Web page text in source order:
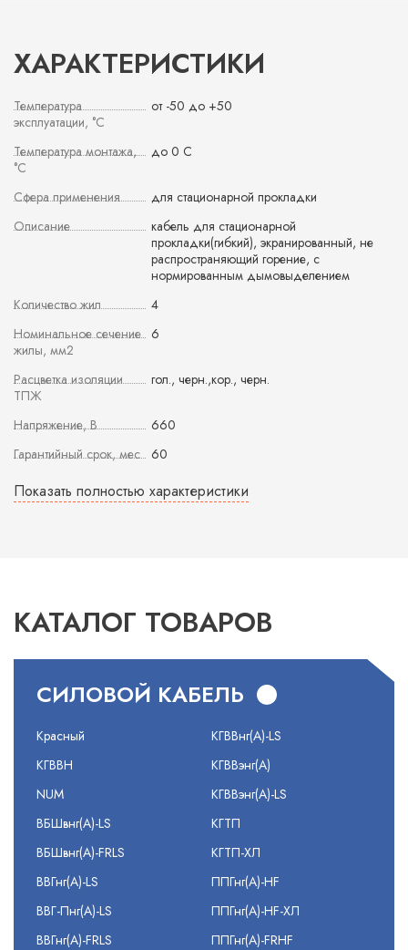
ХАРАКТЕРИСТИКИ
Температура
эксплуатации, °С
от -50 до +50
Температура монтажа,
°С
до 0 С
Сфера применения
для стационарной прокладки
Описание
кабель для стационарной
прокладки(гибкий), экранированный, не
распространяющий горение, с
нормированным дымовыделением
Количество жил
4
Номинальное сечение
жилы, мм2
6
Расцветка изоляции
ТПЖ
гол., черн.,кор., черн.
Напряжение, В
660
Гарантийный срок, мес
60
Показать полностью характеристики
КАТАЛОГ ТОВАРОВ
СИЛОВОЙ КАБЕЛЬ
Красный
КГВВН
NUM
ВБШвнг(А)-LS
ВБШвнг(А)-FRLS
ВВГнг(А)-LS
ВВГ-Пнг(А)-LS
ВВГнг(А)-FRLS
КГВВнг(А)-LS
КГВВэнг(А)
КГВВэнг(А)-LS
КГТП
КГТП-ХЛ
ППГнг(А)-HF
ППГнг(А)-HF-ХЛ
ППГнг(А)-FRHF